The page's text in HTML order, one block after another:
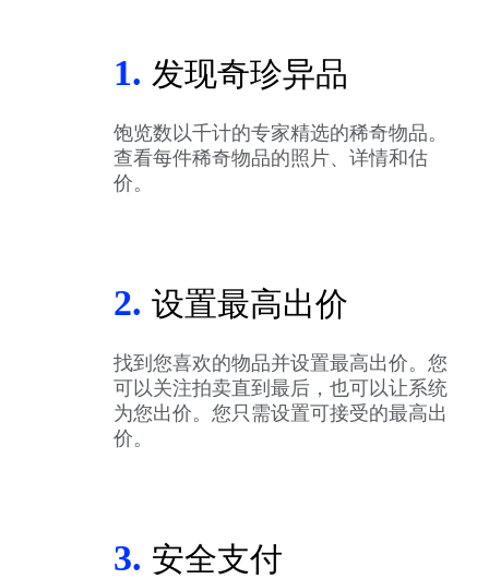
1. 发现奇珍异品
饱览数以千计的专家精选的稀奇物品。
查看每件稀奇物品的照片、详情和估
价。
2. 设置最高出价
找到您喜欢的物品并设置最高出价。您
可以关注拍卖直到最后，也可以让系统
为您出价。您只需设置可接受的最高出
价。
3. 安全支付